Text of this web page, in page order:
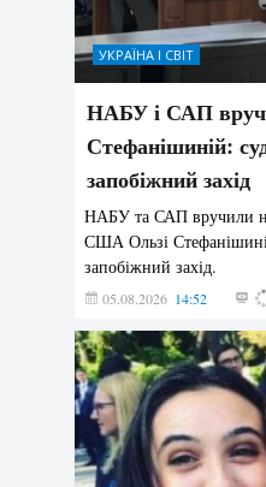
УКРАЇНА І СВІТ
НАБУ і САП
Стефанішиній:
запобіжний захід
НАБУ та САП вручили
США Ользі
запобіжний захід.
05.08.2026 14:52